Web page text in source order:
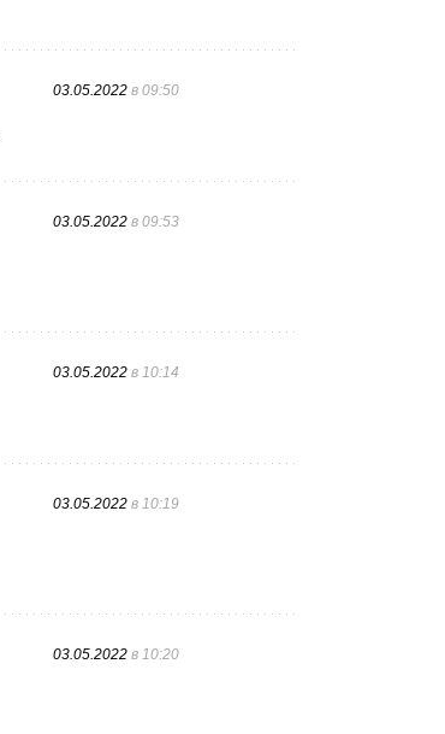
03.05.2022 в 09:50
03.05.2022 в 09:53
03.05.2022 в 10:14
03.05.2022 в 10:19
03.05.2022 в 10:20